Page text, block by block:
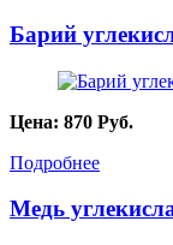
Барий
Цена: 870 Руб.
Подробнее
Медь